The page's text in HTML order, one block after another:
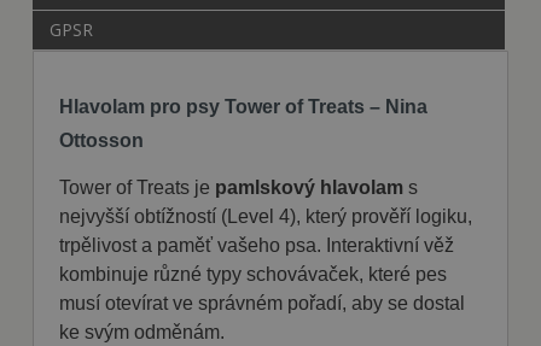
GPSR
Hlavolam pro psy Tower of Treats – Nina
Ottosson
Tower of Treats je pamlskový hlavolam s
nejvyšší obtížností (Level 4), který prověří logiku,
trpělivost a paměť vašeho psa. Interaktivní věž
kombinuje různé typy schovávaček, které pes
musí otevírat ve správném pořadí, aby se dostal
ke svým odměnám.